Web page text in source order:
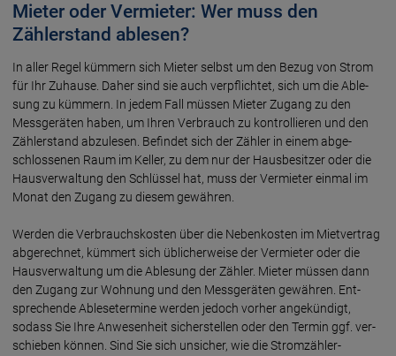
Mieter oder Vermieter: Wer muss den
Zählerstand ablesen?
In aller Regel kümmern sich Mieter selbst um den Bezug von Strom
für Ihr Zuhause. Daher sind sie auch ver­pflich­tet, sich um die Able­
sung zu kümmern. In jedem Fall müssen Mieter Zugang zu den
Mess­geräten haben, um Ihren Ver­brauch zu kontrol­lieren und den
Zähler­stand abzu­lesen. Befindet sich der Zähler in einem abge­
schlossenen Raum im Keller, zu dem nur der Haus­be­sitzer oder die
Haus­ver­waltung den Schlüssel hat, muss der Ver­mieter einmal im
Monat den Zugang zu diesem gewähren.
Werden die Verbrauchs­kosten über die Neben­kosten im Miet­vertrag
abge­rechnet, kümmert sich üblicher­weise der Ver­mieter oder die
Haus­ver­waltung um die Ab­lesung der Zähler. Mieter müssen dann
den Zugang zur Wohnung und den Mess­geräten gewähren. Ent­
sprechende Ablese­termine werden jedoch vorher ange­kündigt,
sodass Sie Ihre Anwesen­heit sicher­stellen oder den Termin ggf. ver­
schieben können. Sind Sie sich unsicher, wie die Stromzähler-